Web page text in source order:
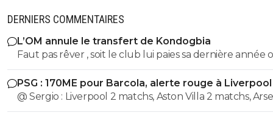
DERNIERS COMMENTAIRES
L’OM annule le transfert de Kondogbia
Faut pas rêver , soit le club lui paies sa dernière année
arrangement a l'amiable, style il a un club qui lui
par mois et l'OM paie la différence sur l'année... Sinon
de contrat en juin 2027
PSG : 170ME pour Barcola, alerte rouge à Liverpool
@ Sergio : Liverpool 2 matchs, Aston Villa 2 matchs, Arsenal 2
matchs, Inter Milan en 2025. Chelsea 2 matchs,